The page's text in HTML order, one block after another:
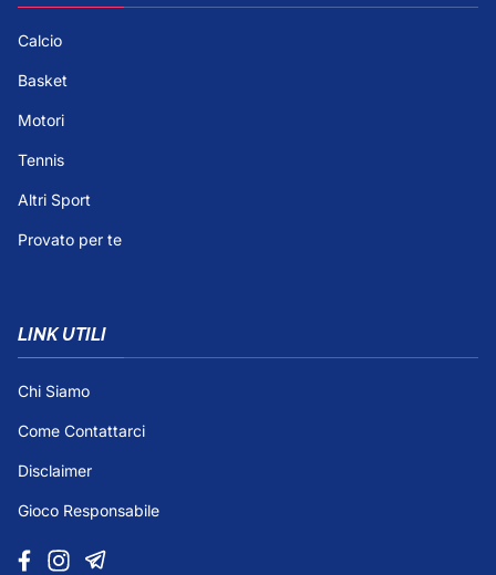
Calcio
Basket
Motori
Tennis
Altri Sport
Provato per te
LINK UTILI
Chi Siamo
Come Contattarci
Disclaimer
Gioco Responsabile